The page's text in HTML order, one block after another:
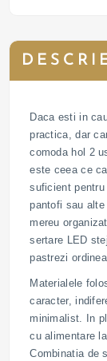
Daca esti in
practica, dar
comoda hol 2
este ceea ce
suficient
pantofi sau
mereu
sertare LED
pastrezi
Materialele
caracter,
minimalist. In
cu alimentare
Combinatia de